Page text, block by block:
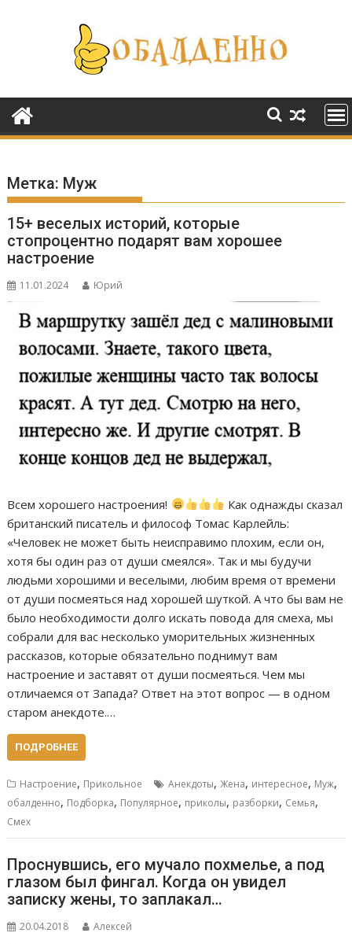
содержимому
Метка: Муж
15+ веселых историй, которые
стопроцентно подарят вам хорошее
настроение
11.01.2024 Юрий
Всем хорошего настроения!
Как однажды сказал
британский писатель и философ Томас Карлейль:
«Человек не может быть неисправимо плохим, если он,
хотя бы один раз от души смеялся». Так и мы будучи
людьми хорошими и веселыми, любим время от времени
от души посмеяться над хорошей шуткой. А что бы вам не
было необходимости долго искать повода для смеха, мы
собрали для вас несколько уморительных жизненных
рассказов, которые обязательно поднимут вам
настроение и заставят от души посмеяться. Чем мы
отличаемся от Запада? Ответ на этот вопрос — в одном
старом анекдоте.…
ПОДРОБНЕЕ
Настроение, Прикольное Анекдоты, Жена, интересное, Муж,
обалденно, Подборка, Популярное, приколы, разборки, Семья,
Смех
Проснувшись, его мучало похмелье, а под
глазом был фингал. Когда он увидел
записку жены, то заплакал…
20.04.2018 Алексей